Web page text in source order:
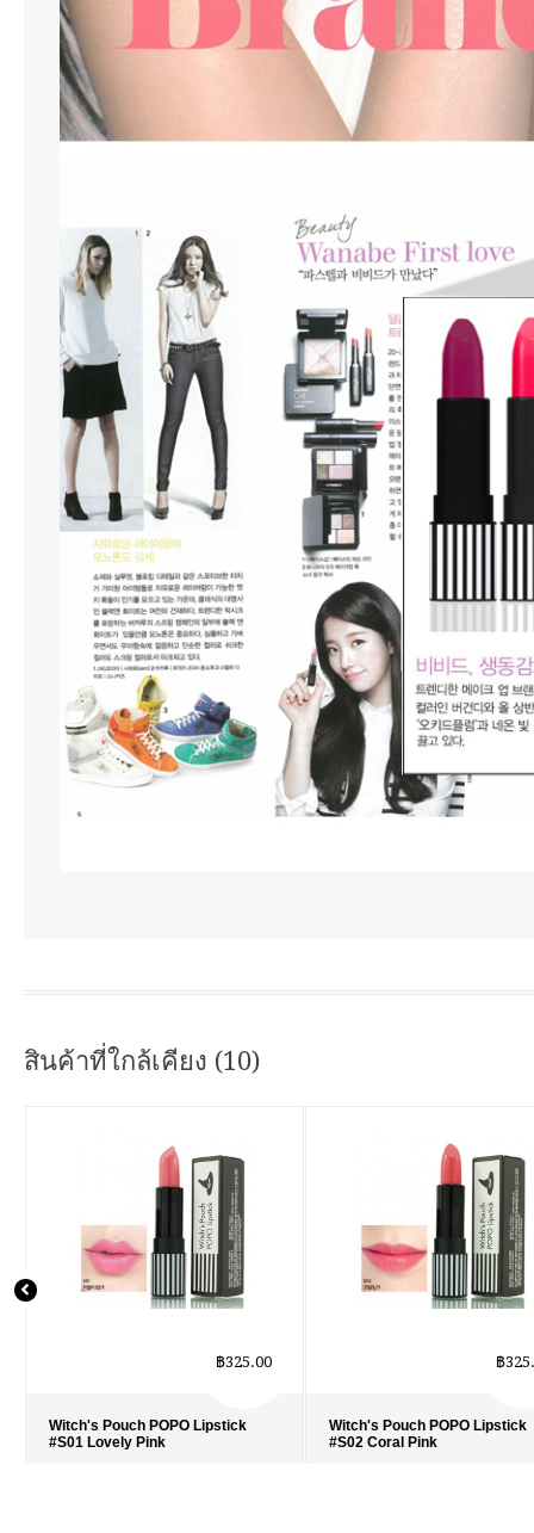
สินค้าที่ใกล้เคียง (10)
Witch's Pouch POPO Lipstick
#S01 Lovely Pink
฿325.00
Witch's Pouch POPO Lipstick
#S02 Coral Pink
฿